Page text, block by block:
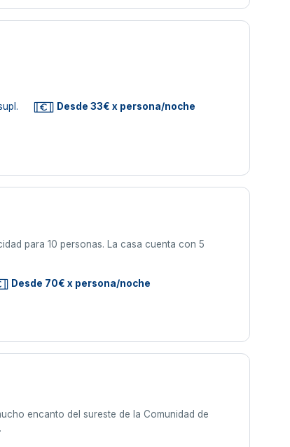
Desde 33€ x persona/noche
para 10 personas. La casa cuenta con 5
Desde 70€ x persona/noche
encanto del sureste de la Comunidad de